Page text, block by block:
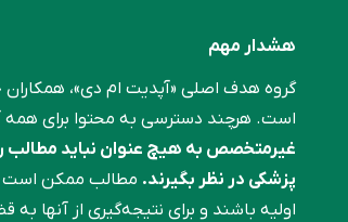
هشدار مهم
گروه هدف اصلی «آپدیت ام دی»،
است. هرچند دسترسی به محتوا برای همه
غیرمتخصص به هیچ عنوان نباید مطالب
پزشکی در نظر بگیرند. مطالب ممکن است
اولیه باشند و برای نتیجه‌گیری از آنها